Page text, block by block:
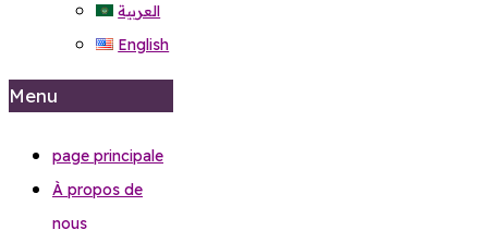
العربية
English
Menu
page principale
À propos de
nous